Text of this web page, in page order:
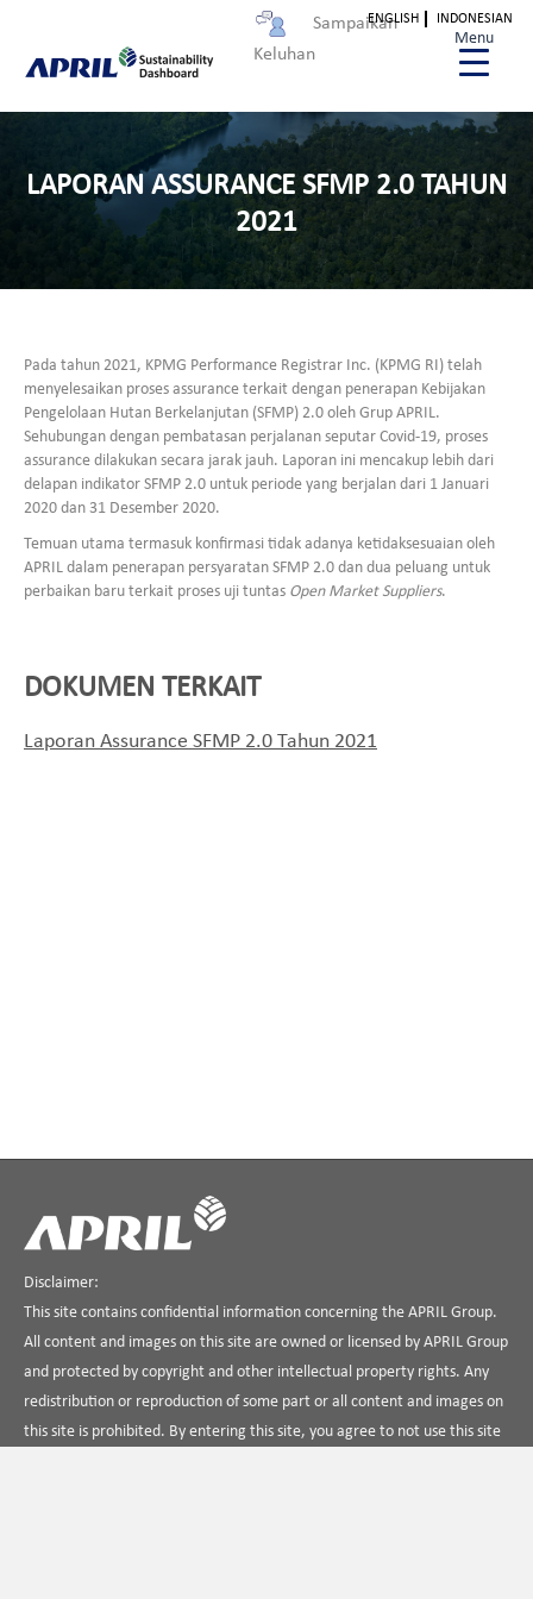
Sampaikan
Keluhan
ENGLISH INDONESIAN
LAPORAN ASSURANCE SFMP 2.0 TAHUN
2021
Pada tahun 2021, KPMG Performance Registrar Inc. (KPMG RI) telah
menyelesaikan proses assurance terkait dengan penerapan Kebijakan
Pengelolaan Hutan Berkelanjutan (SFMP) 2.0 oleh Grup APRIL.
Sehubungan dengan pembatasan perjalanan seputar Covid-19, proses
assurance dilakukan secara jarak jauh. Laporan ini mencakup lebih dari
delapan indikator SFMP 2.0 untuk periode yang berjalan dari 1 Januari
2020 dan 31 Desember 2020.
Temuan utama termasuk konfirmasi tidak adanya ketidaksesuaian oleh
APRIL dalam penerapan persyaratan SFMP 2.0 dan dua peluang untuk
perbaikan baru terkait proses uji tuntas Open Market Suppliers.
DOKUMEN TERKAIT
Laporan Assurance SFMP 2.0 Tahun 2021
Disclaimer:
This site contains confidential information concerning the APRIL Group.
All content and images on this site are owned or licensed by APRIL Group
and protected by copyright and other intellectual property rights. Any
redistribution or reproduction of some part or all content and images on
this site is prohibited. By entering this site, you agree to not use this site
Menu